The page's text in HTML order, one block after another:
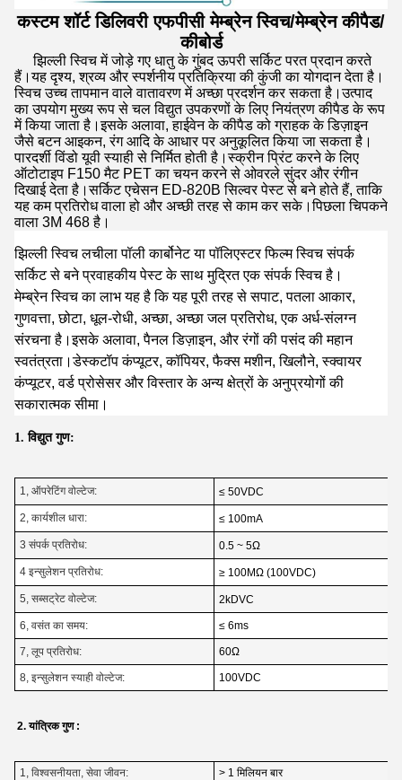
कस्टम शॉर्ट डिलिवरी एफपीसी मेम्ब्रेन स्विच/मेम्ब्रेन कीपैड/
कीबोर्ड
झिल्ली स्विच में जोड़े गए धातु के गुंबद ऊपरी सर्किट परत प्रदान करते
हैं।यह दृश्य, श्रव्य और स्पर्शनीय प्रतिक्रिया की कुंजी का योगदान देता है।
स्विच उच्च तापमान वाले वातावरण में अच्छा प्रदर्शन कर सकता है।उत्पाद
का उपयोग मुख्य रूप से चल विद्युत उपकरणों के लिए नियंत्रण कीपैड के रूप
में किया जाता है।इसके अलावा, हाईवेन के कीपैड को ग्राहक के डिज़ाइन
जैसे बटन आइकन, रंग आदि के आधार पर अनुकूलित किया जा सकता है।
पारदर्शी विंडो यूवी स्याही से निर्मित होती है।स्क्रीन प्रिंट करने के लिए
ऑटोटाइप F150 मैट PET का चयन करने से ओवरले सुंदर और रंगीन
दिखाई देता है।सर्किट एचेसन ED-820B सिल्वर पेस्ट से बने होते हैं, ताकि
यह कम प्रतिरोध वाला हो और अच्छी तरह से काम कर सके।पिछला चिपकने
वाला 3M 468 है।
झिल्ली स्विच लचीला पॉली कार्बोनेट या पॉलिएस्टर फिल्म स्विच संपर्क
सर्किट से बने प्रवाहकीय पेस्ट के साथ मुद्रित एक संपर्क स्विच है।
मेम्ब्रेन स्विच का लाभ यह है कि यह पूरी तरह से सपाट, पतला आकार,
गुणवत्ता, छोटा, धूल-रोधी, अच्छा, अच्छा जल प्रतिरोध, एक अर्ध-संलग्न
संरचना है।इसके अलावा, पैनल डिज़ाइन, और रंगों की पसंद की महान
स्वतंत्रता।डेस्कटॉप कंप्यूटर, कॉपियर, फैक्स मशीन, खिलौने, स्क्वायर
कंप्यूटर, वर्ड प्रोसेसर और विस्तार के अन्य क्षेत्रों के अनुप्रयोगों की
सकारात्मक सीमा।
1. विद्युत गुण:
1, ऑपरेटिंग वोल्टेज: ≤ 50VDC
2, कार्यशील धारा: ≤ 100mA
3 संपर्क प्रतिरोध: 0.5 ~ 5Ω
4 इन्सुलेशन प्रतिरोध: ≥ 100MΩ (100VDC)
5, सब्सट्रेट वोल्टेज: 2kDVC
6, वसंत का समय: ≤ 6ms
7, लूप प्रतिरोध: 60Ω
8, इन्सुलेशन स्याही वोल्टेज: 100VDC
2. यांत्रिक गुण :
1, विश्वसनीयता, सेवा जीवन: > 1 मिलियन बार